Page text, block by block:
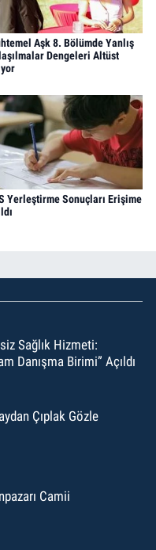
Aşk 8. Bölümde Yanlış
Dengeleri Altüst
Yerleştirme Sonuçları Erişime
Sağlık Hizmeti:
Danışma Birimi” Açıldı
Çıplak Gözle
Camii